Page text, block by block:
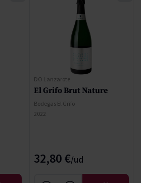
DO Lanzarote
El Grifo Brut Nature
Bodegas El Grifo
2022
32,80 €